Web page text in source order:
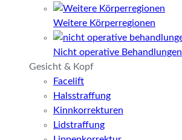
Weitere Körperregionen
Nicht operative Behandlungen
Gesicht & Kopf
Facelift
Halsstraffung
Kinnkorrekturen
Lidstraffung